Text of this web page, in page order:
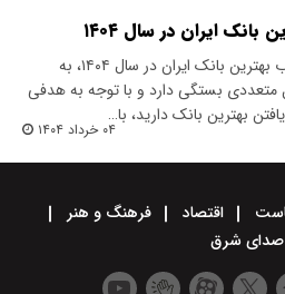
بانک ایران در سال ۱۴۰۴
انتخاب بهترین بانک ایران در سال ۱۴۰۴، به
متعددی بستگی دارد و با توجه به هدفی
بهترین بانک دارید، با…
۰۴ خرداد ۱۴۰۴
اقتصاد
فرهنگ و هنر
صدای شرق